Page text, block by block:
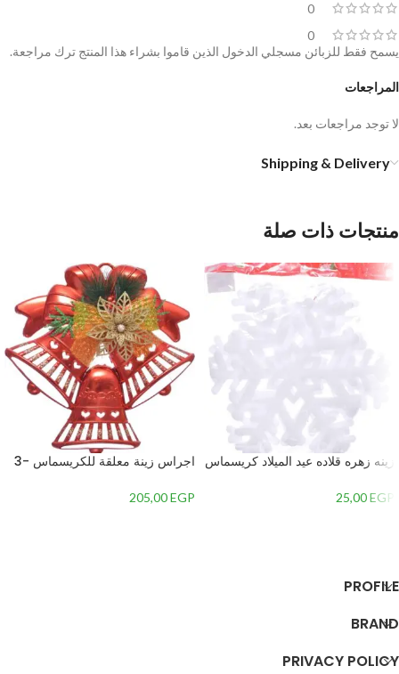
0
0
المراجعات
لا توجد مراجعات بعد.
يسمح فقط للزبائن مسجلي الدخول الذين قاموا بشراء هذا المنتج ترك مراجعة.
Shipping & Delivery
منتجات ذات صلة
زينه زهره قلاده عيد الميلاد كريسماس
25,00EGP
اجراس زينة معلقة للكريسماس -3
205,00EGP
PROFILE
BRAND
PRIVACY POLICY